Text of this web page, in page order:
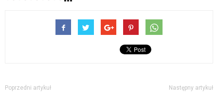
Poprzedni artykuł Następny artykuł